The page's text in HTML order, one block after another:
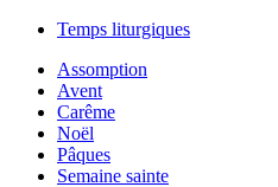
Temps liturgiques
Assomption
Avent
Carême
Noël
Pâques
Semaine sainte